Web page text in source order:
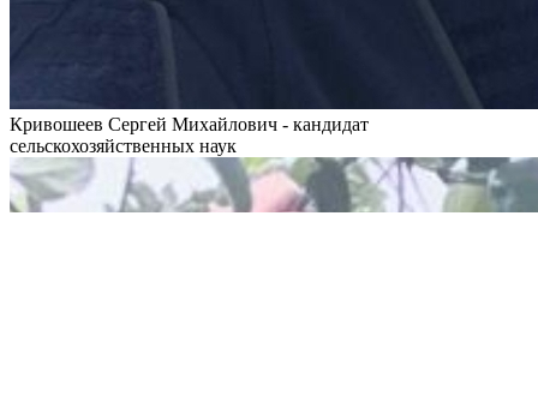
Кривошеев Сергей Михайлович - кандидат
сельскохозяйственных наук